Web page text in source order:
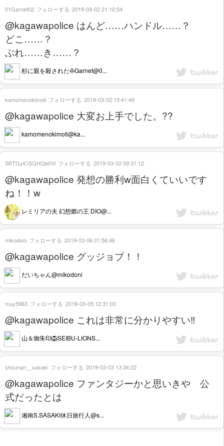
@kagawapolice はんど……ハンドル……？
どこ……？
ぶれ……き……？
杉に親を殺された✇Garnet@0...
01Garnet02 フォローする 2019-03-02 21:10:54
@kagawapolice 大変お上手でした。??
kamomenokimoti@ka...
kamomenokimoti フォローする 2019-03-02 15:41:49
@kagawapolice 発想の勝利w面白くていいです
ね！！w
レミリアの夫 幻想郷の王 DIO@...
3RTGylOSQHQb0Vl フォローする 2019-03-02 09:31:12
@kagawapolice グッジョブ！！
だいちゃん@mikodoni
mikodoni フォローする 2019-03-06 01:56:46
@kagawapolice これは非常に分かりやすい‼️
山＆御朱印🦁SEIBU-LIONS...
muy5963 フォローする 2019-03-05 12:31:03
@kagawapolice ファンタジーかと思いきや 公
式だったとは
湘南S.SASAKI休日旅行人@s...
shounan__sasaki フォローする 2019-03-03 13:34:22